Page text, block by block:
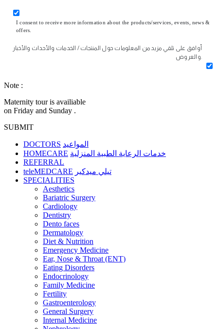
I consent to receive more information about the products/services, events, news &
offers.
أوافق على تلقي مزيد من المعلومات حول المنتجات / الخدمات والأحداث والأخبار
والعروض.
Note :
Maternity tour is availiable
on Friday and Sunday .
SUBMIT
DOCTORS المواعيد
HOMECARE خدمات الرعاية الطبية المنزلية
REFERRAL
teleMEDCARE تيلي ميدكير
SPECIALITIES
Aesthetics
Bariatric Surgery
Cardiology
Dentistry
Dento faces
Dermatology
Diet & Nutrition
Emergency Medicine
Ear, Nose & Throat (ENT)
Eating Disorders
Endocrinology
Family Medicine
Fertility
Gastroenterology
General Surgery
Internal Medicine